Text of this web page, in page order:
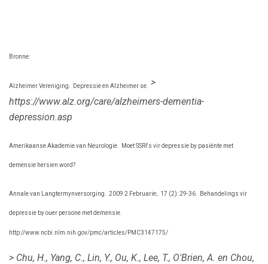
Bronne:
Alzheimer Vereniging. Depressie en Alzheimer se.
>
https://www.alz.org/care/alzheimers-dementia-
depression.asp
Amerikaanse Akademie van Neurologie. Moet SSRI's vir depressie by pasiënte met
demensie hersien word?
Annale van Langtermynversorging. 2009 2 Februarie; 17 (2): 29-36. Behandelings vir
depressie by ouer persone met demensie.
http://www.ncbi.nlm.nih.gov/pmc/articles/PMC3147175/
> Chu, H., Yang, C., Lin, Y., Ou, K., Lee, T., O'Brien, A. en Chou,